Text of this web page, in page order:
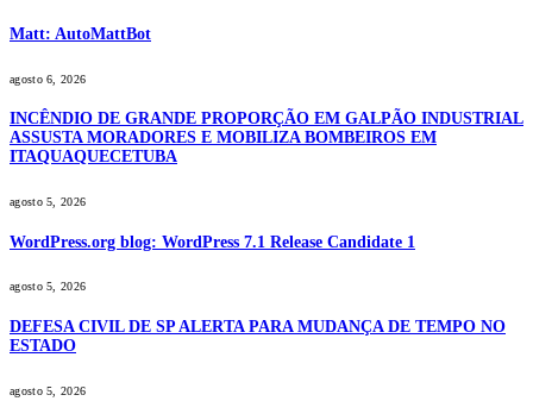
Matt: AutoMattBot
agosto 6, 2026
INCÊNDIO DE GRANDE PROPORÇÃO EM GALPÃO INDUSTRIAL
ASSUSTA MORADORES E MOBILIZA BOMBEIROS EM
ITAQUAQUECETUBA
agosto 5, 2026
WordPress.org blog: WordPress 7.1 Release Candidate 1
agosto 5, 2026
DEFESA CIVIL DE SP ALERTA PARA MUDANÇA DE TEMPO NO
ESTADO
agosto 5, 2026